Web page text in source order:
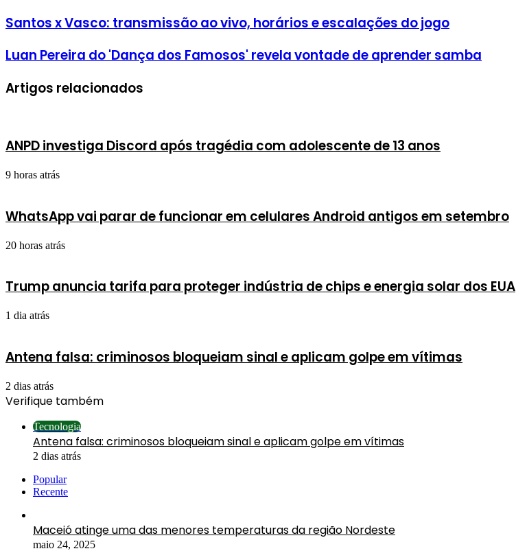
Santos x Vasco: transmissão ao vivo, horários e escalações do jogo
Luan Pereira do 'Dança dos Famosos' revela vontade de aprender samba
Artigos relacionados
ANPD investiga Discord após tragédia com adolescente de 13 anos
9 horas atrás
WhatsApp vai parar de funcionar em celulares Android antigos em setembro
20 horas atrás
Trump anuncia tarifa para proteger indústria de chips e energia solar dos EUA
1 dia atrás
Antena falsa: criminosos bloqueiam sinal e aplicam golpe em vítimas
2 dias atrás
Verifique também
Tecnologia
Antena falsa: criminosos bloqueiam sinal e aplicam golpe em vítimas
2 dias atrás
Popular
Recente
Maceió atinge uma das menores temperaturas da região Nordeste
maio 24, 2025